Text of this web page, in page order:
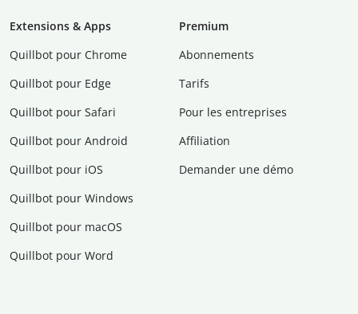
Extensions & Apps
Quillbot pour Chrome
Quillbot pour Edge
Quillbot pour Safari
Quillbot pour Android
Quillbot pour iOS
Quillbot pour Windows
Quillbot pour macOS
Quillbot pour Word
Premium
Abonnements
Tarifs
Pour les entreprises
Affiliation
Demander une démo